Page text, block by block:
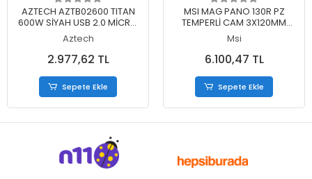
Sepete Ekle
AZTECH AZTB02600 TITAN
600W SİYAH USB 2.0 MİCRO
ATX KASA
Aztech
2.977,62 TL
Sepete Ekle
Sepete Ekle
MSI MAG PANO 130R PZ
TEMPERLİ CAM 3X120MM
REVERSE ARGB 1X120MM
ARGB FAN ATX PANORAMİK
GAMİNG BİLGİSAYAR KASASI
Msi
6.100,47 TL
Sepete Ekle